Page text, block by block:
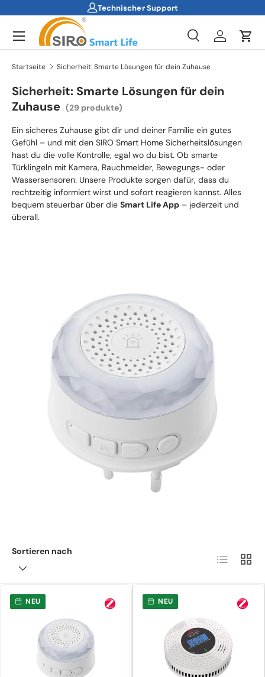
Direkt zum Inhalt
Technischer Support
Suchen
SucheEinloggen
Menü
Startseite Sicherheit: Smarte Lösungen für dein Zuhause
Sicherheit: Smarte Lösungen für dein
Zuhause (29 produkte)
Ein sicheres Zuhause gibt dir und deiner Familie ein gutes
Gefühl – und mit den SIRO Smart Home Sicherheitslösungen
hast du die volle Kontrolle, egal wo du bist. Ob smarte
Türklingeln mit Kamera, Rauchmelder, Bewegungs- oder
Wassersensoren: Unsere Produkte sorgen dafür, dass du
rechtzeitig informiert wirst und sofort reagieren kannst. Alles
bequem steuerbar über die Smart Life App – jederzeit und
überall.
Sortieren nach
NEU NEU